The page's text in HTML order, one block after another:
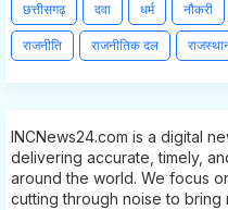
छत्तीसगढ़ दवा धर्म नौकरी
राजनीति राजनीतिक दल
INCNews24.com is a digital
delivering accurate, timely,
around the world. We focus
cutting through noise to bring